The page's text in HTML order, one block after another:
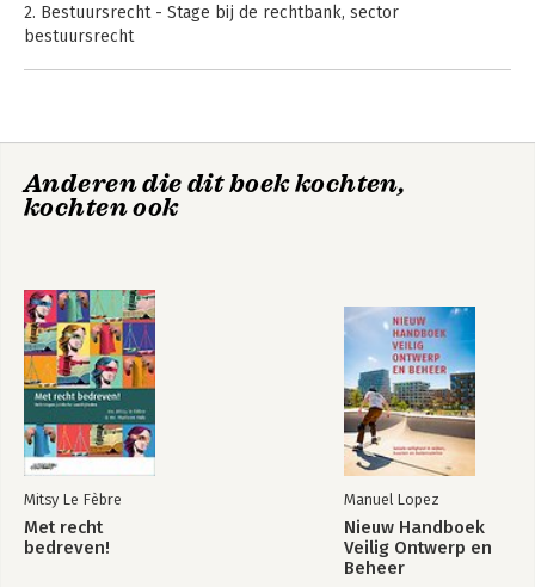
Met recht
2. Bestuursrecht - Stage bij de rechtbank, sector
bestuursrecht
Methodewijzers
Anderen die dit boek kochten,
kochten ook
Mitsy Le Fèbre
Met recht
bedreven!
Manuel Lopez
Nieuw Handboek
Veilig Ontwerp en
Beheer